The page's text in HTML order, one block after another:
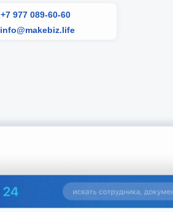
info@makebiz.life
+7 977 089-60-60